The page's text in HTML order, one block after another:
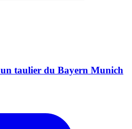
un taulier du Bayern Munich